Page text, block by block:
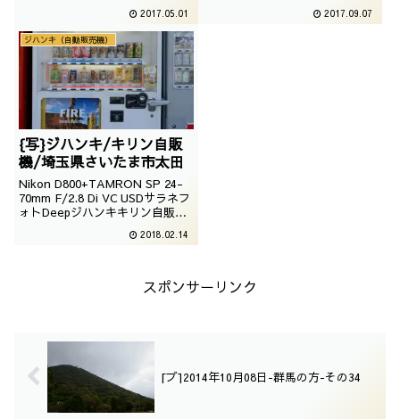
2017.05.01 2017.09.07
ジハンキ（自動販売機）
{写}ジハンキ/キリン自販
機/埼玉県さいたま市太田
Nikon D800+TAMRON SP 24-
70mm F/2.8 Di VC USDサラネフ
ォトDeepジハンキキリン自販機
2018.02.14
スポンサーリンク
[ブ]2014年10月08日-群馬の方-その34